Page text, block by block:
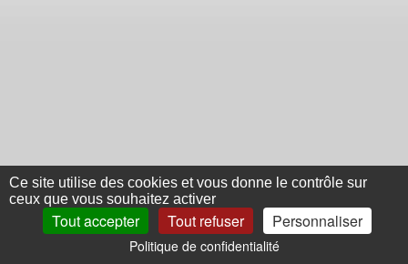
Ce site utilise des cookies et vous donne le contrôle sur
ceux que vous souhaitez activer
Tout accepter Tout refuser Personnaliser
Politique de confidentialité